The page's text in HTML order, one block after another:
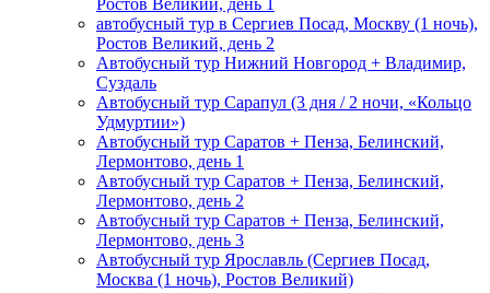
Ростов Великий, день 1
автобусный тур в Сергиев Посад, Москву (1 ночь),
Ростов Великий, день 2
Автобусный тур Нижний Новгород + Владимир,
Суздаль
Автобусный тур Сарапул (3 дня / 2 ночи, «Кольцо
Удмуртии»)
Автобусный тур Саратов + Пенза, Белинский,
Лермонтово, день 1
Автобусный тур Саратов + Пенза, Белинский,
Лермонтово, день 2
Автобусный тур Саратов + Пенза, Белинский,
Лермонтово, день 3
Автобусный тур Ярославль (Сергиев Посад,
Москва (1 ночь), Ростов Великий)